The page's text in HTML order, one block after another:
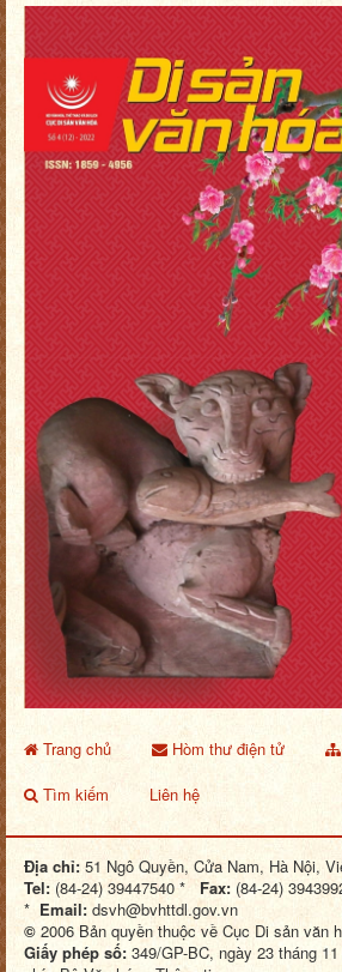
Trang chủ Hòm thư điện tử
Tìm kiếm
Liên hệ
Địa chỉ: 51 Ngô Quyền, Cửa Nam, Hà Nội,
Tel: (84-24) 39447540 * Fax: (84-24)
* Email: dsvh@bvhttdl.gov.vn
© 2006 Bản quyền thuộc về Cục Di sản văn
Giấy phép số: 349/GP-BC, ngày 23 tháng